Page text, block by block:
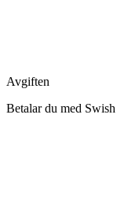
Avgiften
Betalar du med